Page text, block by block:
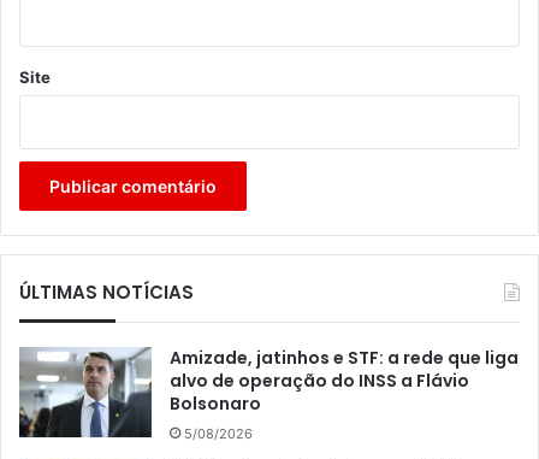
Site
ÚLTIMAS NOTÍCIAS
Amizade, jatinhos e STF: a rede que liga
alvo de operação do INSS a Flávio
Bolsonaro
5/08/2026